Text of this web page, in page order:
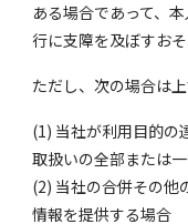
ある場合であって、
行に支障を及ぼすお
ただし、次の場合は
(1) 当社が利用目的の
取扱いの全部または
(2) 当社の合併その他
情報を提供する場合